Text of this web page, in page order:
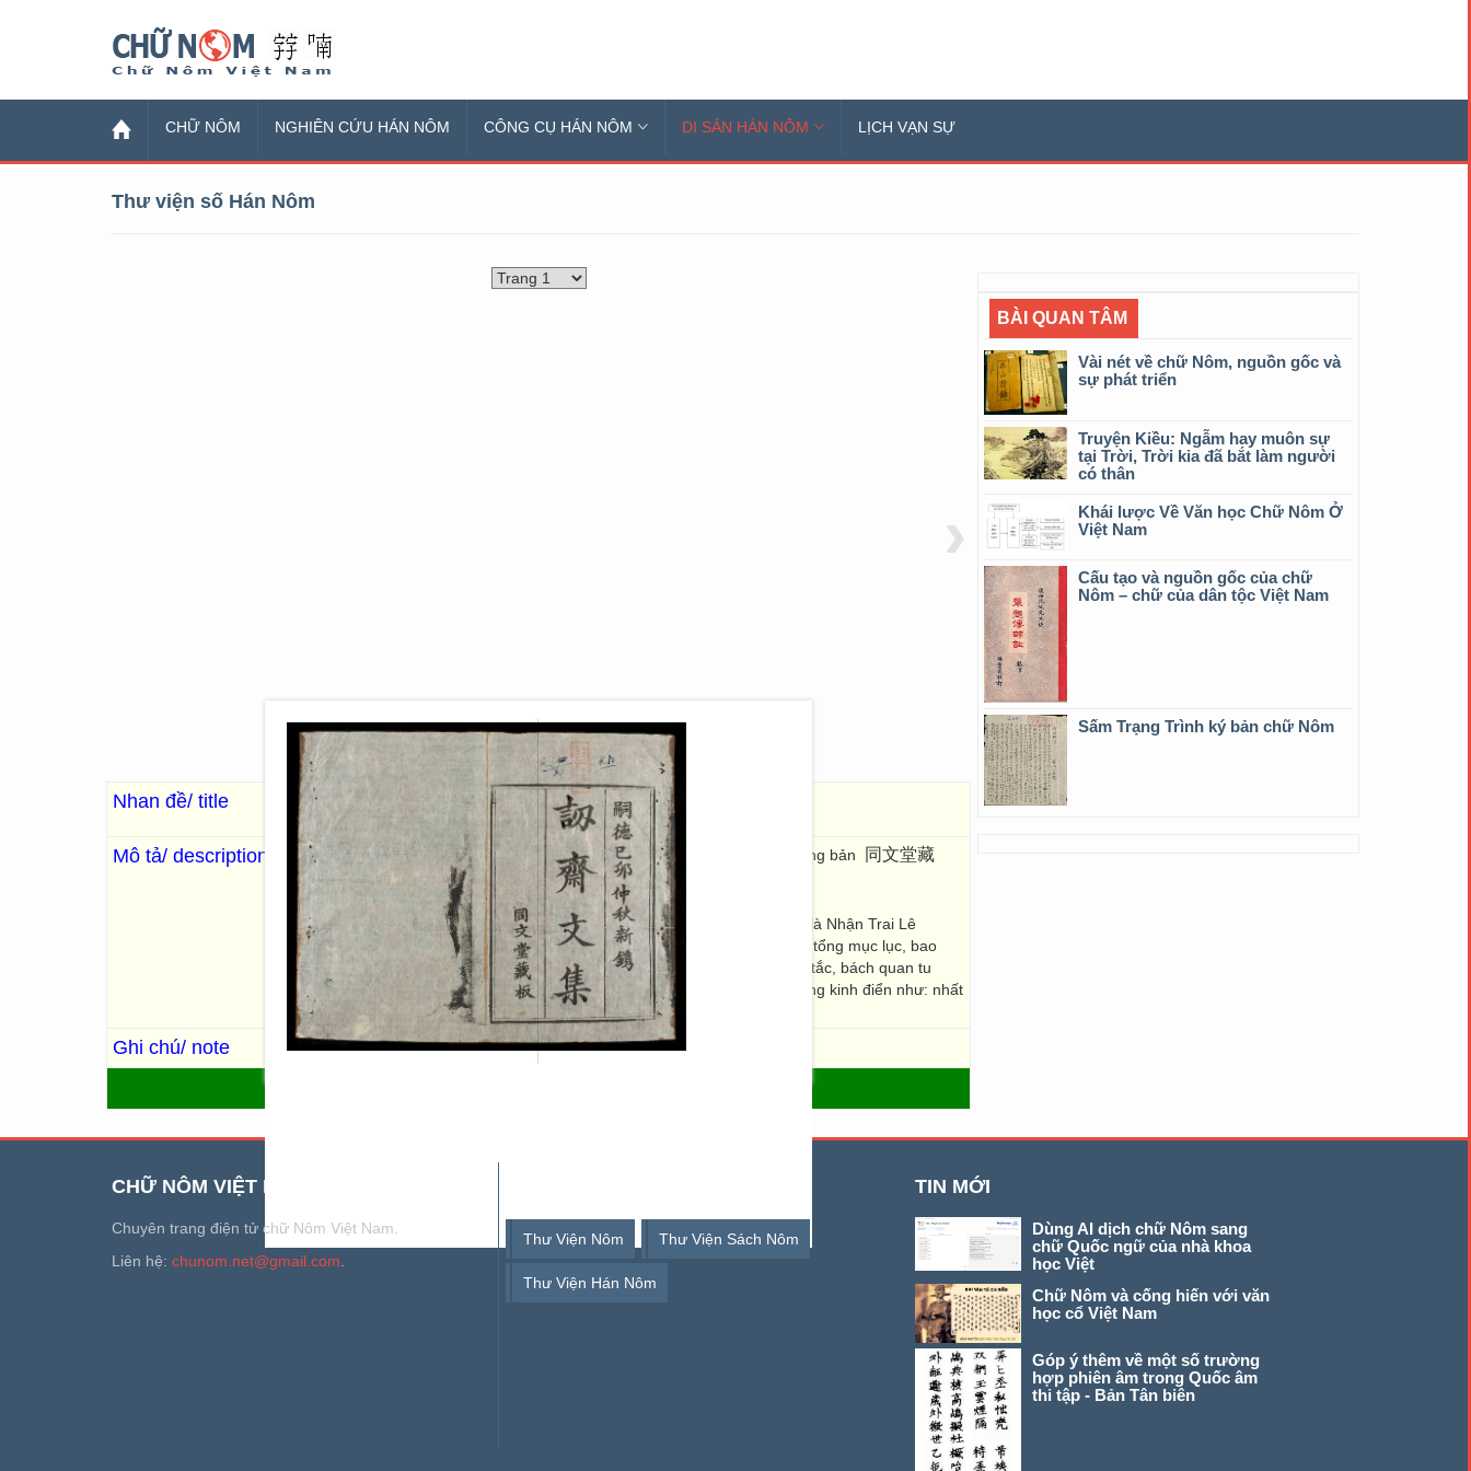
CHỮ NÔM NGHIÊN CỨU HÁN NÔM CÔNG CỤ HÁN NÔM DI SẢN HÁN NÔM LỊCH VẠN SỰ
Thư viện số Hán Nôm
›
Nhan đề/ title Nhận trai văn tập 認齋文集
Mô tả/ description . Nguyễn Đình Dao, Trịnh Đình Thái 阮廷瑤, 鄭廷泰 . Đồng Văn Đường tàng bản
同文堂藏
板, Tự Đức Kỷ Mùi [1859]嗣德己未 . 153 Images; 26 x 15
“Nguyễn Đình Dao 阮廷瑤 còn có thên khác là Lê Hoàng 黎黃(trên sách ghi là Nhận Trai Lê
Hoàng tiên sinh 認齋黎黃先生). Trang đầu tiên của quyển 1 có bản chép tay tổng mục lục, bao
gồm 47 bài chế nghĩa lấy câu trong kinh điển như: thuấn viết, hữu điển hữu tắc, bách quan tu
phục, thiên mãi tứ vương, duy quyết du cư… và 20 bài phú cũng lấy câu trong kinh điển như: nhất
dương lai phục, hà xuất đồ lạc, vạn bang lê hiến, sơn xuyên quỷ thần…”
Ghi chú/ note Trùng bản: R.300
BÀI QUAN TÂM
Vài nét về chữ Nôm, nguồn gốc và
sự phát triển
Truyện Kiều: Ngẫm hay muôn sự
tại Trời, Trời kia đã bắt làm người
có thân
Khái lược Về Văn học Chữ Nôm Ở
Việt Nam
Cấu tạo và nguồn gốc của chữ
Nôm – chữ của dân tộc Việt Nam
Sấm Trạng Trình ký bản chữ Nôm
CHỮ NÔM VIỆT NAM
Chuyên trang điện tử chữ Nôm Việt Nam.
Liên hệ: chunom.net@gmail.com
Thư Viện Nôm Thư Viện Sách Nôm
Thư Viện Hán Nôm
TIN MỚI
Dùng AI dịch chữ Nôm sang
chữ Quốc ngữ của nhà khoa
học Việt
Chữ Nôm và cống hiến với văn
học cổ Việt Nam
Góp ý thêm về một số trường
hợp phiên âm trong Quốc âm
thi tập - Bản Tân biên